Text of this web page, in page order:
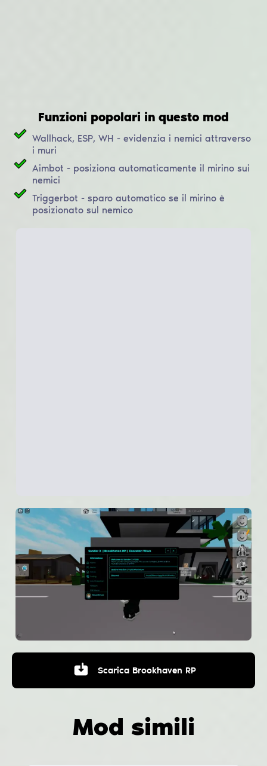
Funzioni popolari in questo mod
Wallhack, ESP, WH - evidenzia i nemici attraverso
i muri
Aimbot - posiziona automaticamente il mirino sui
nemici
Triggerbot - sparo automatico se il mirino è
posizionato sul nemico
Scarica Brookhaven RP
Mod simili